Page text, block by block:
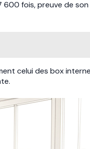
600 fois, preuve de
celui des box